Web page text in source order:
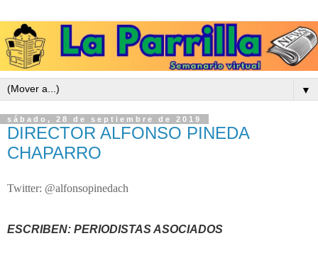
▼
sábado, 28 de septiembre de 2019
DIRECTOR ALFONSO PINEDA
CHAPARRO
Twitter: @alfonsopinedach
ESCRIBEN: PERIODISTAS ASOCIADOS